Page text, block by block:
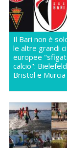
Il Bari non è
le altre grandi
europee
calcio":
Bristol e Murcia